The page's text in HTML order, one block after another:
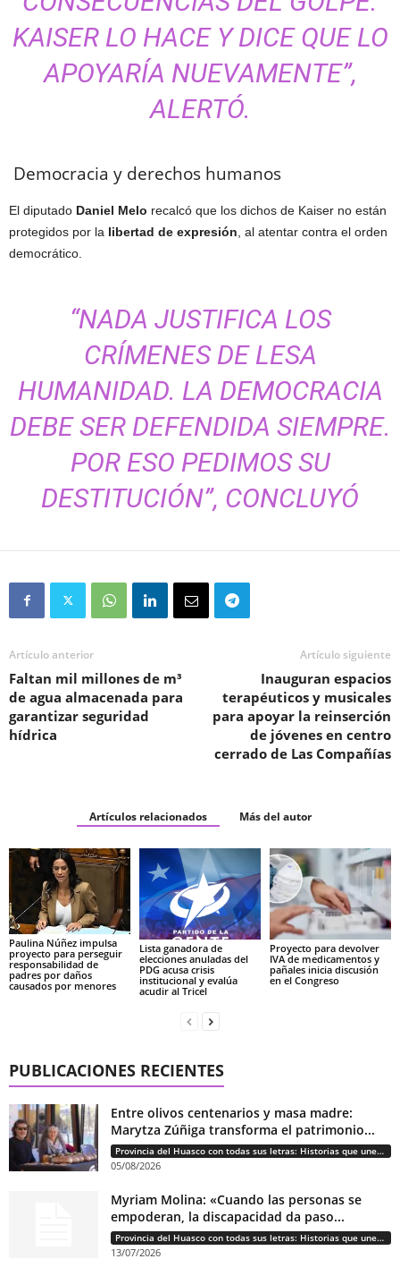
KAISER LO HACE Y DICE QUE LO
APOYARÍA NUEVAMENTE”,
ALERTÓ.
Democracia y derechos humanos
El diputado Daniel Melo recalcó que los dichos de Kaiser no están
protegidos por la libertad de expresión , al atentar contra el orden
democrático.
“NADA JUSTIFICA LOS
CRÍMENES DE LESA
HUMANIDAD. LA DEMOCRACIA
DEBE SER DEFENDIDA SIEMPRE.
POR ESO PEDIMOS SU
DESTITUCIÓN”, CONCLUYÓ
Artículo anterior
Faltan mil millones de m³
de agua almacenada para
garantizar seguridad
hídrica
Artículo siguiente
Inauguran espacios
terapéuticos y musicales
para apoyar la reinserción
de jóvenes en centro
cerrado de Las Compañías
Artículos relacionados Más del autor
Paulina Núñez impulsa
proyecto para perseguir
responsabilidad de
padres por daños
causados por menores
Lista ganadora de
elecciones anuladas del
PDG acusa crisis
institucional y evalúa
acudir al Tricel
Proyecto para devolver
IVA de medicamentos y
pañales inicia discusión
en el Congreso
PUBLICACIONES RECIENTES
Entre olivos centenarios y masa madre:
Marytza Zúñiga transforma el patrimonio...
Provincia del Huasco con todas sus letras: Historias que unen cultura, diversidad e identidad
05/08/2026
Myriam Molina: «Cuando las personas se
empoderan, la discapacidad da paso...
Provincia del Huasco con todas sus letras: Historias que unen cultura, diversidad e identidad
13/07/2026